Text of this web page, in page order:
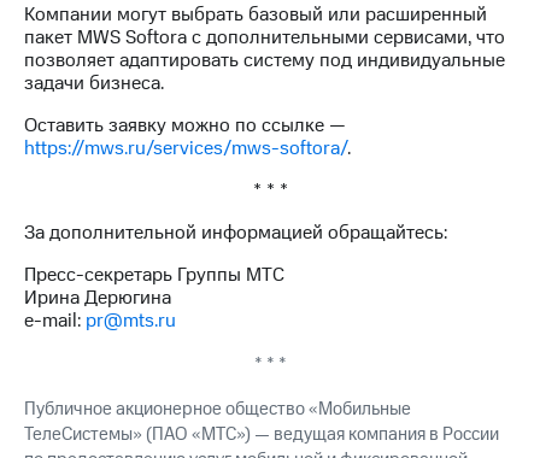
о
погашении
именных
облигаций
Регистратор
развитие
На главную
Компании могут выбрать базовый или расширенный
пакет MWS Softora с дополнительными сервисами, что
позволяет адаптировать систему под индивидуальные
задачи бизнеса.
Оставить заявку можно по ссылке —
https://mws.ru/services/mws-softora/.
* * *
За дополнительной информацией обращайтесь:
Пресс-секретарь Группы МТС
Ирина Дерюгина
e-mail: pr@mts.ru
* * *
Публичное акционерное общество «Мобильные
ТелеСистемы» (ПАО «МТС») — ведущая компания в России